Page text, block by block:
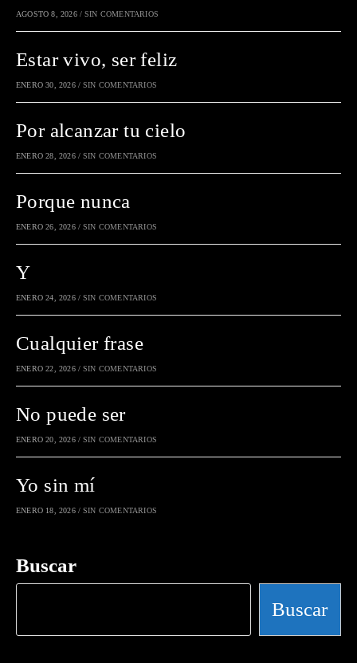
AGOSTO 8, 2026 / SIN COMENTARIOS
Estar vivo, ser feliz
ENERO 30, 2026 / SIN COMENTARIOS
Por alcanzar tu cielo
ENERO 28, 2026 / SIN COMENTARIOS
Porque nunca
ENERO 26, 2026 / SIN COMENTARIOS
Y
ENERO 24, 2026 / SIN COMENTARIOS
Cualquier frase
ENERO 22, 2026 / SIN COMENTARIOS
No puede ser
ENERO 20, 2026 / SIN COMENTARIOS
Yo sin mí
ENERO 18, 2026 / SIN COMENTARIOS
Buscar
Buscar